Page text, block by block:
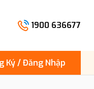
1900 636677
Ký / Đăng Nhập